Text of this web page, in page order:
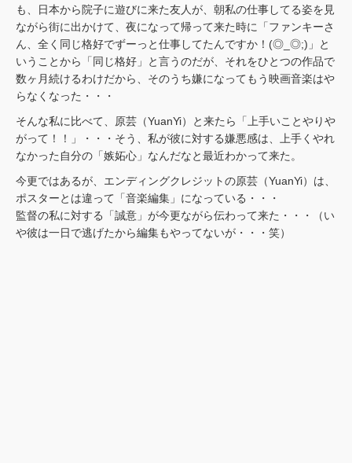
も、日本から院子に遊びに来た友人が、朝私の仕事してる姿を見
ながら街に出かけて、夜になって帰って来た時に「ファンキーさ
ん、全く同じ格好でずーっと仕事してたんですか！(◎_◎;)」と
いうことから「同じ格好」と言うのだが、それをひとつの作品で
数ヶ月続けるわけだから、そのうち嫌になってもう映画音楽はや
らなくなった・・・
そんな私に比べて、原芸（YuanYi）と来たら「上手いことやりや
がって！！」・・・そう、私が彼に対する嫌悪感は、上手くやれ
なかった自分の「嫉妬心」なんだなと最近わかって来た。
今更ではあるが、エンディングクレジットの原芸（YuanYi）は、
ポスターとは違って「音楽編集」になっている・・・
監督の私に対する「誠意」が今更ながら伝わって来た・・・（い
や彼は一日で逃げたから編集もやってないが・・・笑）